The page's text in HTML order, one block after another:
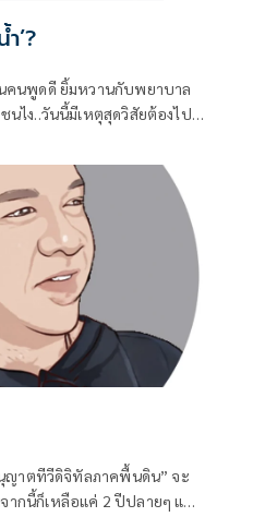
’?
นคนพูดดี ยิ้มหวานกับพยาบาล
ไง..วันนี้มีเหตุสุดวิสัยต้องไป..
ญาตทีวีดิจิทัลภาคพื้นดิน” จะ
กนี้ก็เหลือแค่ 2 ปีปลายๆ แต่ดู